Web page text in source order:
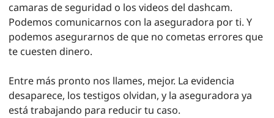
camaras de seguridad o los videos del dashcam.
Podemos comunicarnos con la aseguradora por ti. Y
podemos asegurarnos de que no cometas errores que
te cuesten dinero.
Entre más pronto nos llames, mejor. La evidencia
desaparece, los testigos olvidan, y la aseguradora ya
está trabajando para reducir tu caso.